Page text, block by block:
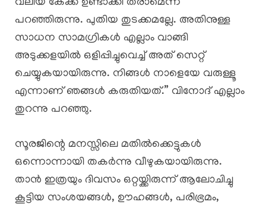
വലിയ കേക്ക് ഉണ്ടാക്കി തരാമെന്ന്
പറഞ്ഞിരുന്നു. പുതിയ തുടക്കമല്ലേ. അതിനുള്ള
സാധന സാമഗ്രികൾ എല്ലാം വാങ്ങി
അടുക്കളയിൽ ഒളിപ്പിച്ചുവെച്ച് അത് സെറ്റ്
ചെയ്യുകയായിരുന്നു. നിങ്ങൾ നാളെയേ വരുള്ളൂ
എന്നാണ് ഞങ്ങൾ കരുതിയത്.” വിനോദ് എല്ലാം
തുറന്നു പറഞ്ഞു.
സൂരജിന്റെ മനസ്സിലെ മതിൽക്കെട്ടുകൾ
ഒന്നൊന്നായി തകർന്നു വീഴുകയായിരുന്നു.
താൻ ഇത്രയും ദിവസം ഒറ്റയ്ക്കിരുന്ന് ആലോചിച്ചു
കൂട്ടിയ സംശയങ്ങൾ, ഊഹങ്ങൾ, പരിഭ്രമം,